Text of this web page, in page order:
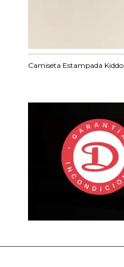
Camiseta Estampada Kiddo